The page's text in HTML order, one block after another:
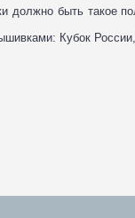
быть такое
Кубок